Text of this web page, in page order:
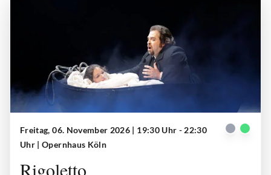
Freitag, 06. November 2026 | 19:30 Uhr - 22:30
Uhr | Opernhaus Köln
Rigoletto